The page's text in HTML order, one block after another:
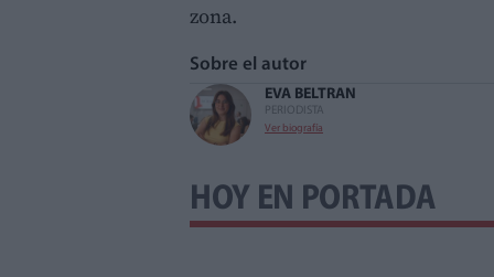
zona.
Sobre el autor
EVA BELTRAN
PERIODISTA
Ver biografía
HOY EN PORTADA